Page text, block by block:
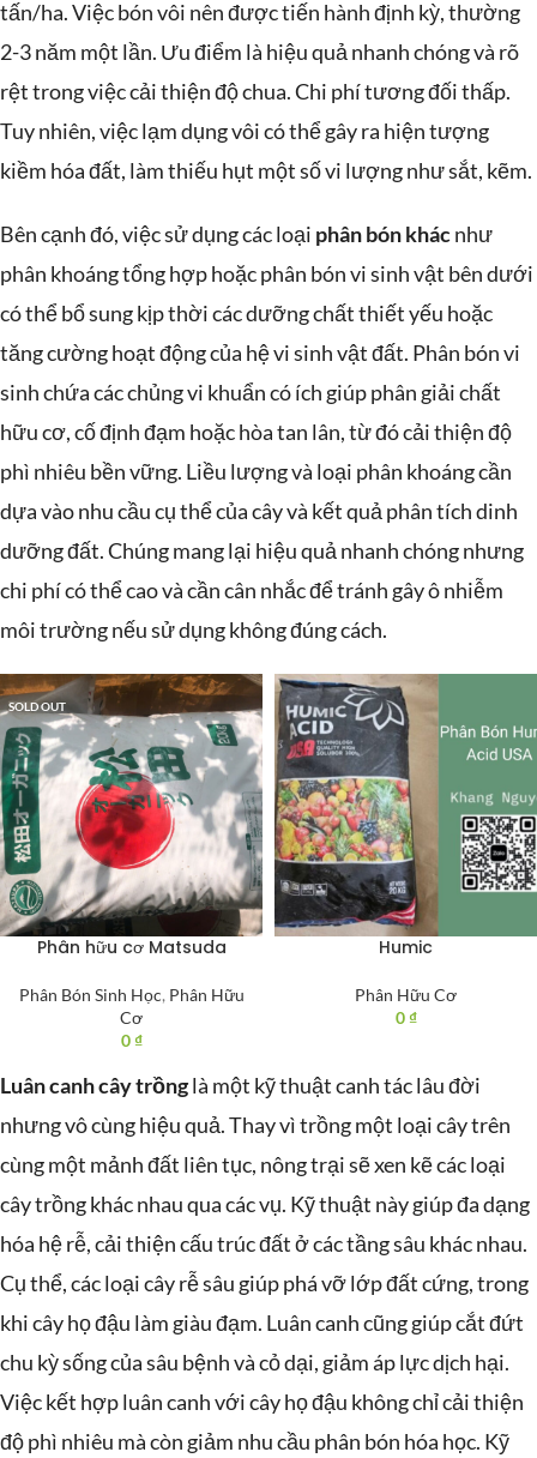
tấn/ha. Việc bón vôi nên được tiến hành định kỳ, thường
2-3 năm một lần. Ưu điểm là hiệu quả nhanh chóng và rõ
rệt trong việc cải thiện độ chua. Chi phí tương đối thấp.
Tuy nhiên, việc lạm dụng vôi có thể gây ra hiện tượng
kiềm hóa đất, làm thiếu hụt một số vi lượng như sắt, kẽm.
Bên cạnh đó, việc sử dụng các loại phân bón khácnhư
phân khoáng tổng hợp hoặc phân bón vi sinh vật bên dưới
có thể bổ sung kịp thời các dưỡng chất thiết yếu hoặc
tăng cường hoạt động của hệ vi sinh vật đất. Phân bón vi
sinh chứa các chủng vi khuẩn có ích giúp phân giải chất
hữu cơ, cố định đạm hoặc hòa tan lân, từ đó cải thiện độ
phì nhiêu bền vững. Liều lượng và loại phân khoáng cần
dựa vào nhu cầu cụ thể của cây và kết quả phân tích dinh
dưỡng đất. Chúng mang lại hiệu quả nhanh chóng nhưng
chi phí có thể cao và cần cân nhắc để tránh gây ô nhiễm
môi trường nếu sử dụng không đúng cách.
SOLD OUT
Phân hữu cơ Matsuda
Phân Bón Sinh Học, Phân Hữu
Cơ
0 ₫
Humic
Phân Hữu Cơ
0 ₫
Luân canh cây trồnglà một kỹ thuật canh tác lâu đời
nhưng vô cùng hiệu quả. Thay vì trồng một loại cây trên
cùng một mảnh đất liên tục, nông trại sẽ xen kẽ các loại
cây trồng khác nhau qua các vụ. Kỹ thuật này giúp đa dạng
hóa hệ rễ, cải thiện cấu trúc đất ở các tầng sâu khác nhau.
Cụ thể, các loại cây rễ sâu giúp phá vỡ lớp đất cứng, trong
khi cây họ đậu làm giàu đạm. Luân canh cũng giúp cắt đứt
chu kỳ sống của sâu bệnh và cỏ dại, giảm áp lực dịch hại.
Việc kết hợp luân canh với cây họ đậu không chỉ cải thiện
độ phì nhiêu mà còn giảm nhu cầu phân bón hóa học. Kỹ